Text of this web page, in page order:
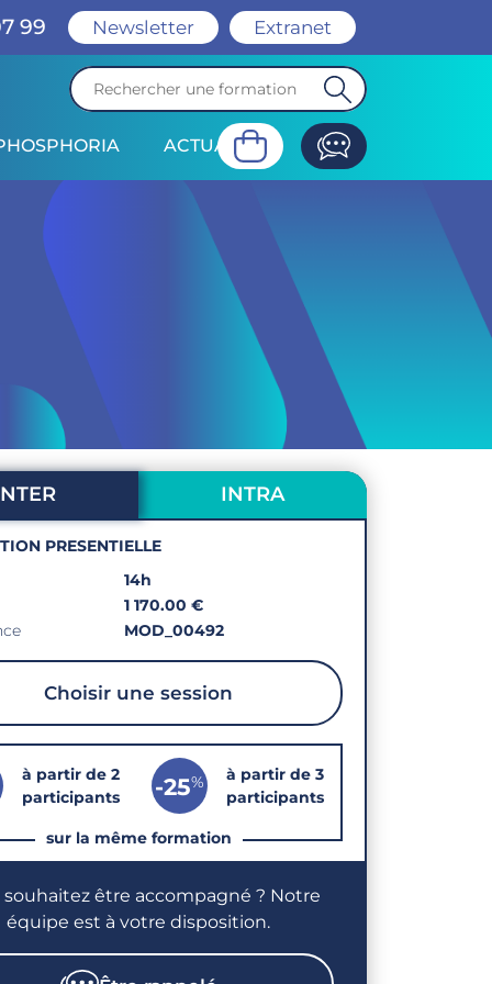
99 Newsletter Extranet
ACTUALITÉ
INTRA
PRESENTIELLE
14h
1 170.00 €
MOD_00492
Choisir une session
sur la même formation
à partir de 2
participants
-25%
à partir de 3
participants
souhaitez être accompagné ? Notre
équipe est à votre disposition.